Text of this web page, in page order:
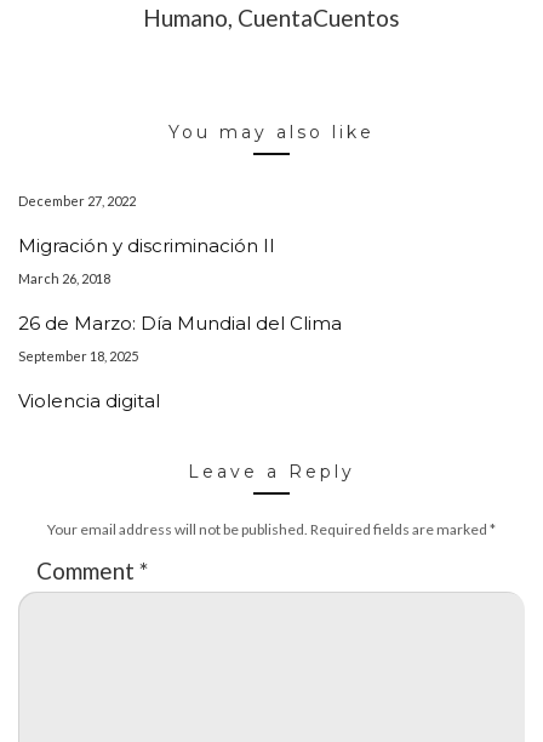
Humano, CuentaCuentos
You may also like
December 27, 2022
Migración y discriminación II
March 26, 2018
26 de Marzo: Día Mundial del Clima
September 18, 2025
Violencia digital
Leave a Reply
Your email address will not be published. Required fields are marked *
Comment *